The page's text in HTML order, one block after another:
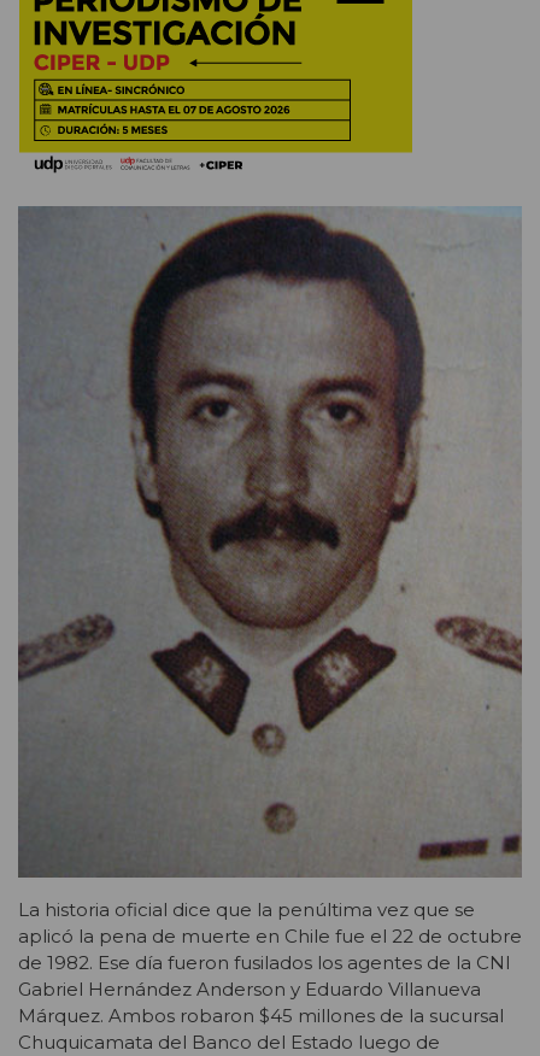
La historia oficial dice que la penúltima vez que se
aplicó la pena de muerte en Chile fue el 22 de octubre
de 1982. Ese día fueron fusilados los agentes de la CNI
Gabriel Hernández Anderson y Eduardo Villanueva
Márquez. Ambos robaron $45 millones de la sucursal
Chuquicamata del Banco del Estado luego de